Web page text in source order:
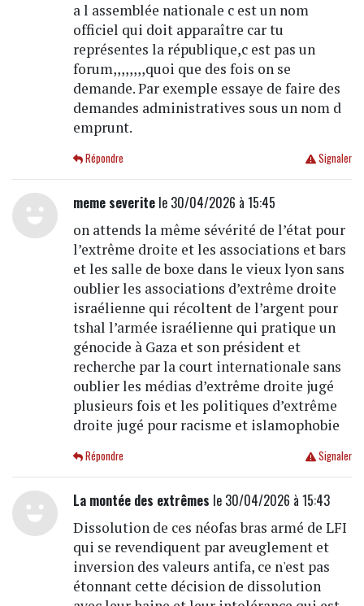
a l assemblée nationale c est un nom
officiel qui doit apparaître car tu
représentes la république,c est pas un
forum,,,,,,,,quoi que des fois on se
demande. Par exemple essaye de faire des
demandes administratives sous un nom d
emprunt.
Signaler
Répondre
meme severitele 30/04/2026 à 15:45
on attends la même sévérité de l’état pour
l’extrême droite et les associations et bars
et les salle de boxe dans le vieux lyon sans
oublier les associations d’extrême droite
israélienne qui récoltent de l’argent pour
tshal l’armée israélienne qui pratique un
génocide à Gaza et son président et
recherche par la court internationale sans
oublier les médias d’extrême droite jugé
plusieurs fois et les politiques d’extrême
droite jugé pour racisme et islamophobie
Signaler
Répondre
La montée des extrêmes le 30/04/2026 à 15:43
Dissolution de ces néofas bras armé de LFI
qui se revendiquent par aveuglement et
inversion des valeurs antifa, ce n'est pas
étonnant cette décision de dissolution